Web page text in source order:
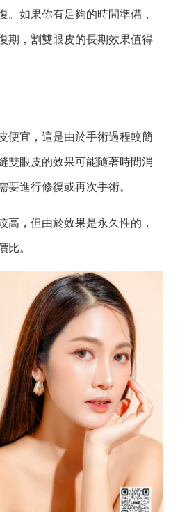
。如果你有足夠的時間準備，
期，割雙眼皮的長期效果值得
便宜，這是由於手術過程較簡
雙眼皮的效果可能隨著時間消
要進行修復或再次手術。
高，但由於效果是永久性的，
比。